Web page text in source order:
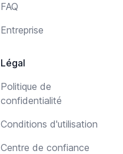
FAQ
Entreprise
Légal
Politique de
confidentialité
Conditions d'utilisation
Centre de confiance